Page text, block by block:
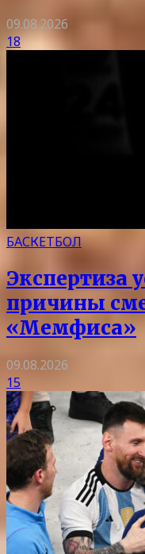
09.08.2026
18
БАСКЕТБОЛ
Экспертиза
причины
«Мемфиса»
09.08.2026
15